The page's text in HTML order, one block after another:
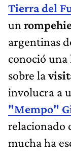
Tierra del
un
argentinas
conoció
sobre la
involucra a
"Mempo"
relacionado
mucha ha